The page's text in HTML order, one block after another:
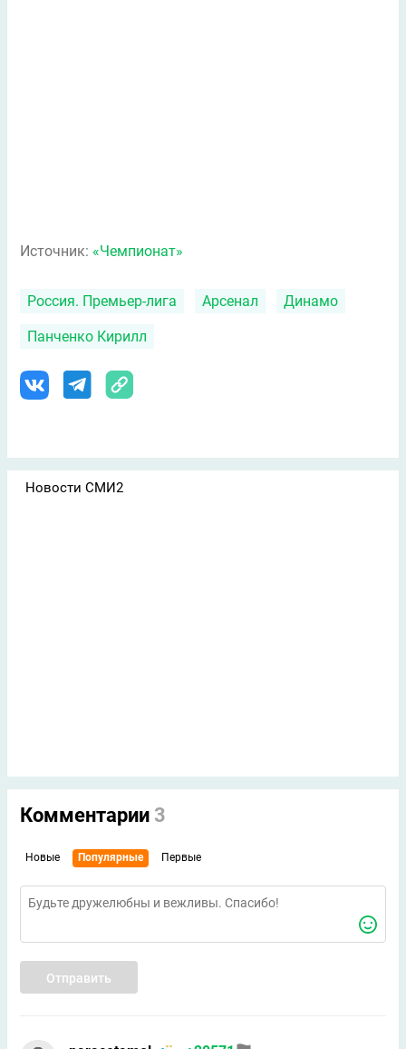
Источник: «Чемпионат»
Россия. Премьер-лига Арсенал Динамо
Панченко Кирилл
Новости СМИ2
Комментарии 3
Новые Популярные Первые
Отправить